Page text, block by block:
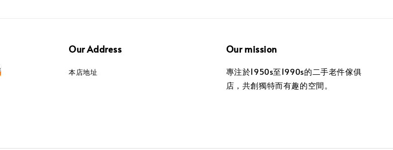
Our Address
本店地址
Our mission
專注於1950s至1990s的二手老件傢俱
店，共創獨特而有趣的空間。